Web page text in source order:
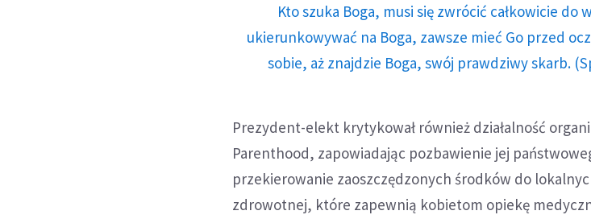
Kto szuka Boga, musi się zwrócić całkowicie do
ukierunkowywać na Boga, zawsze mieć Go przed
sobie, aż znajdzie Boga, swój prawdziwy skarb.
Prezydent-elekt krytykował również działalność
Parenthood, zapowiadając pozbawienie jej
przekierowanie zaoszczędzonych środków do
zdrowotnej, które zapewnią kobietom opiekę